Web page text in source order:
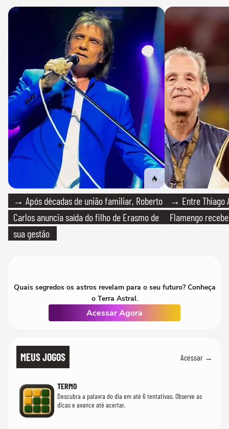
→ Após décadas de união familiar, Roberto
Carlos anuncia saída do filho de Erasmo de
sua gestão
→ Entre Thiago
Flamengo
Quais segredos os astros revelam para o seu futuro? Conheça
o Terra Astral.
Acessar Agora
MEUS JOGOS Acessar →
TERMO
Descubra a palavra do dia em até 6 tentativas. Observe as
dicas e avance até acertar.